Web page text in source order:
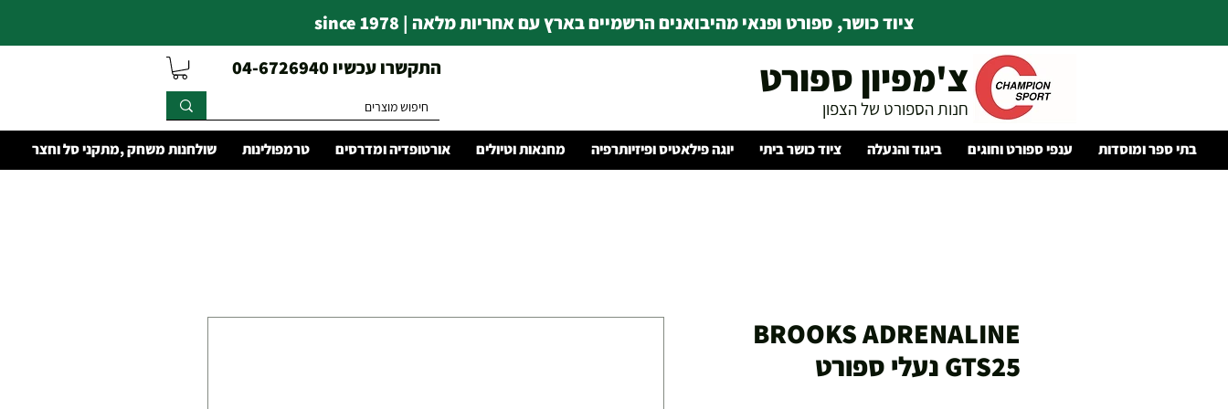
ציוד כושר, ספורט ופנאי מהיבואנים הרשמיים בארץ עם אחריות מלאה | since 1978
התקשרו עכשיו 04-6726940
צ'מפיון ספורט
חנות הספורט של הצפון
בתי ספר ומוסדות ענפי ספורט וחוגים ביגוד והנעלה ציוד כושר ביתי יוגה פילאטיס ופיזיותרפיה מחנאות וטיולים אורטופדיה ומדרסים טרמפולינות שולחנות משחק ,מתקני סל וחצר
BROOKS ADRENALINE
GTS25 נעלי ספורט